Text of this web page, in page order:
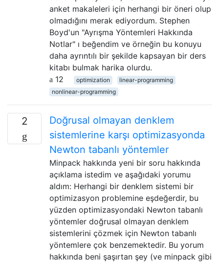
anket makaleleri için herhangi bir öneri olup
olmadığını merak ediyordum. Stephen
Boyd'un "Ayrışma Yöntemleri Hakkında
Notlar" ı beğendim ve örneğin bu konuyu
daha ayrıntılı bir şekilde kapsayan bir ders
kitabı bulmak harika olurdu.
12
optimization
linear-programming
nonlinear-programming
2
Doğrusal olmayan denklem
sistemlerine karşı optimizasyonda
Newton tabanlı yöntemler
Minpack hakkında yeni bir soru hakkında
açıklama istedim ve aşağıdaki yorumu
aldım: Herhangi bir denklem sistemi bir
optimizasyon problemine eşdeğerdir, bu
yüzden optimizasyondaki Newton tabanlı
yöntemler doğrusal olmayan denklem
sistemlerini çözmek için Newton tabanlı
yöntemlere çok benzemektedir. Bu yorum
hakkında beni şaşırtan şey (ve minpack gibi